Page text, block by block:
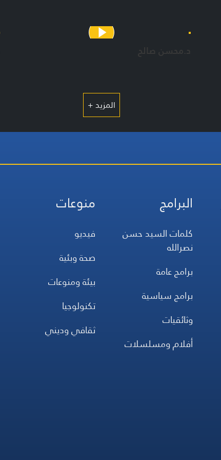
د.محسن صالح
المزيد +
البرامج
كلمات السيد حسن
نصرالله
برامج عامة
برامج سياسية
وثائقيات
أفلام ومسلسلات
منوعات
فيديو
صحة وبئية
بيئة ومنوعات
تكنولوجيا
ثقافي وديني